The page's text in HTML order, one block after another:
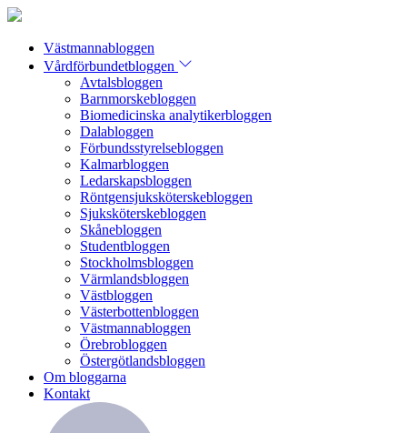
Västmannabloggen
Vårdförbundetbloggen
Avtalsbloggen
Barnmorskebloggen
Biomedicinska analytikerbloggen
Dalabloggen
Förbundsstyrelsebloggen
Kalmarbloggen
Ledarskapsbloggen
Röntgensjuksköterskebloggen
Sjuksköterskebloggen
Skånebloggen
Studentbloggen
Stockholmsbloggen
Värmlandsbloggen
Västbloggen
Västerbottenbloggen
Västmannabloggen
Örebrobloggen
Östergötlandsbloggen
Om bloggarna
Kontakt